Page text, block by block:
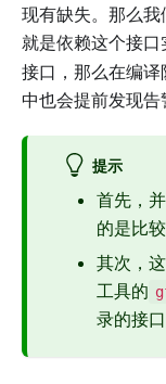
现有缺失。那么我
就是依赖这个接口
接口，那么在编
中也会提前发现告
提示
首先，
的是比
其次，
工具的
录的接